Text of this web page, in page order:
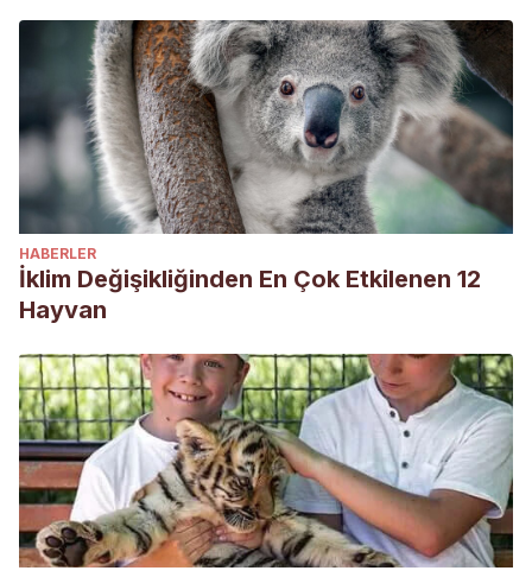
HABERLER
İklim Değişikliğinden En Çok Etkilenen 12
Hayvan